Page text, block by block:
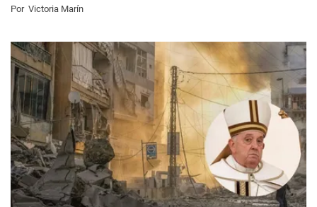
Por Victoria Marín